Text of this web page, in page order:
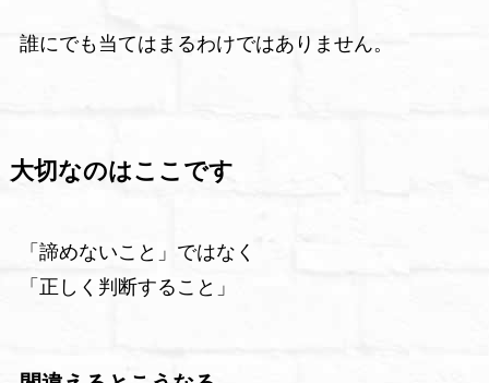
誰にでも当てはまるわけではありません。
大切なのはここです
「諦めないこと」ではなく
「正しく判断すること」